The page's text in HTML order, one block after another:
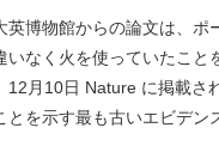
英博物館からの論文は、
いなく火を使っていたこ
12月10日 Nature に掲載
とを示す最も古いエビデン